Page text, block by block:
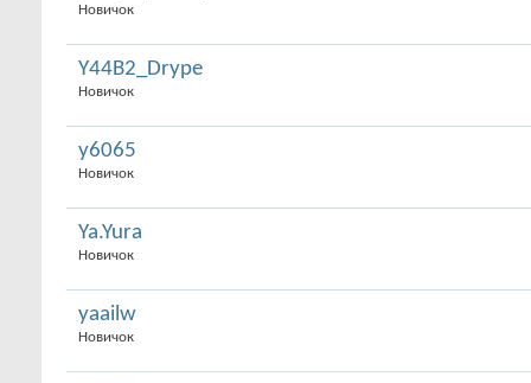
Новичок
Y44B2_Drype
Новичок
y6065
Новичок
Ya.Yura
Новичок
yaailw
Новичок